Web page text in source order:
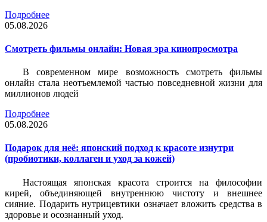
Подробнее
05.08.2026
Смотреть фильмы онлайн: Новая эра кинопросмотра
В современном мире возможность смотреть фильмы
онлайн стала неотъемлемой частью повседневной жизни для
миллионов людей
Подробнее
05.08.2026
Подарок для неё: японский подход к красоте изнутри
(пробиотики, коллаген и уход за кожей)
Настоящая японская красота строится на философии
кирей, объединяющей внутреннюю чистоту и внешнее
сияние. Подарить нутрицевтики означает вложить средства в
здоровье и осознанный уход.